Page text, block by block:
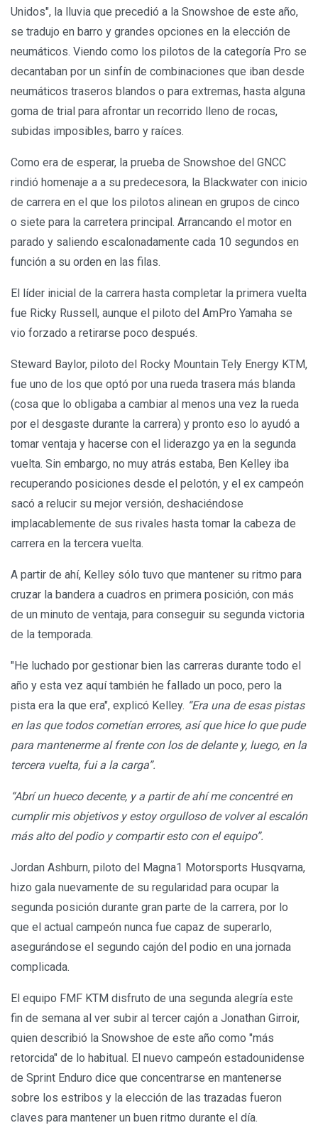
Unidos", la lluvia que precedió a la Snowshoe de este año,
se tradujo en barro y grandes opciones en la elección de
neumáticos. Viendo como los pilotos de la categoría Pro se
decantaban por un sinfín de combinaciones que iban desde
neumáticos traseros blandos o para extremas, hasta alguna
goma de trial para afrontar un recorrido lleno de rocas,
subidas imposibles, barro y raíces.
Como era de esperar, la prueba de Snowshoe del GNCC
rindió homenaje a a su predecesora, la Blackwater con inicio
de carrera en el que los pilotos alinean en grupos de cinco
o siete para la carretera principal. Arrancando el motor en
parado y saliendo escalonadamente cada 10 segundos en
función a su orden en las filas.
El líder inicial de la carrera hasta completar la primera vuelta
fue Ricky Russell, aunque el piloto del AmPro Yamaha se
vio forzado a retirarse poco después.
Steward Baylor, piloto del Rocky Mountain Tely Energy KTM,
fue uno de los que optó por una rueda trasera más blanda
(cosa que lo obligaba a cambiar al menos una vez la rueda
por el desgaste durante la carrera) y pronto eso lo ayudó a
tomar ventaja y hacerse con el liderazgo ya en la segunda
vuelta. Sin embargo, no muy atrás estaba, Ben Kelley iba
recuperando posiciones desde el pelotón, y el ex campeón
sacó a relucir su mejor versión, deshaciéndose
implacablemente de sus rivales hasta tomar la cabeza de
carrera en la tercera vuelta.
A partir de ahí, Kelley sólo tuvo que mantener su ritmo para
cruzar la bandera a cuadros en primera posición, con más
de un minuto de ventaja, para conseguir su segunda victoria
de la temporada.
"He luchado por gestionar bien las carreras durante todo el
año y esta vez aquí también he fallado un poco, pero la
pista era la que era", explicó Kelley. “Era una de esas pistas
en las que todos cometían errores, así que hice lo que pude
para mantenerme al frente con los de delante y, luego, en la
tercera vuelta, fui a la carga”.
“Abrí un hueco decente, y a partir de ahí me concentré en
cumplir mis objetivos y estoy orgulloso de volver al escalón
más alto del podio y compartir esto con el equipo”.
Jordan Ashburn, piloto del Magna1 Motorsports Husqvarna,
hizo gala nuevamente de su regularidad para ocupar la
segunda posición durante gran parte de la carrera, por lo
que el actual campeón nunca fue capaz de superarlo,
asegurándose el segundo cajón del podio en una jornada
complicada.
El equipo FMF KTM disfruto de una segunda alegría este
fin de semana al ver subir al tercer cajón a Jonathan Girroir,
quien describió la Snowshoe de este año como "más
retorcida" de lo habitual. El nuevo campeón estadounidense
de Sprint Enduro dice que concentrarse en mantenerse
sobre los estribos y la elección de las trazadas fueron
claves para mantener un buen ritmo durante el día.